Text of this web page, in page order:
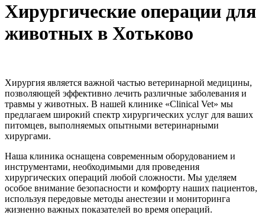
Хирургические операции для
животных в Хотьково
Хирургия является важной частью ветеринарной медицины,
позволяющей эффективно лечить различные заболевания и
травмы у животных. В нашей клинике «Clinical Vet» мы
предлагаем широкий спектр хирургических услуг для ваших
питомцев, выполняемых опытными ветеринарными
хирургами.
Наша клиника оснащена современным оборудованием и
инструментами, необходимыми для проведения
хирургических операций любой сложности. Мы уделяем
особое внимание безопасности и комфорту наших пациентов,
используя передовые методы анестезии и мониторинга
жизненно важных показателей во время операций.